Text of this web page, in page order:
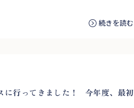
続きを読む
に行ってきました！ 今年度、最初